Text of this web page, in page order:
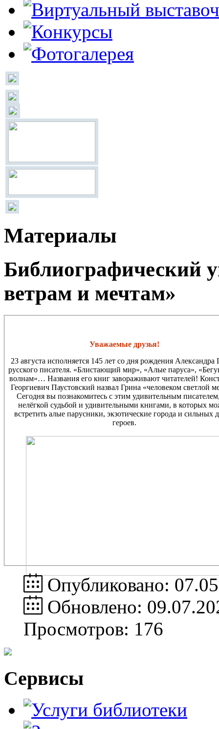
Материалы
Библиографический
ветрам и мечтам»
Уважаемые друзья!
23 августа исполняется 145 лет со дня рождения Александра
русского писателя. «Блистающий мир», «Алые паруса»,
волнам»… Названия его книг завораживают читателей!
Георгиевич Паустовский назвал Грина «человеком светлой
Сегодня вы познакомитесь с этим удивительным
нелёгкой судьбой и удивительными книгами, в которых
встретить алые парусники, экзотические города и сильных
героев.
Опубликовано:
Обновлено:
Просмотров: 176
Сервисы